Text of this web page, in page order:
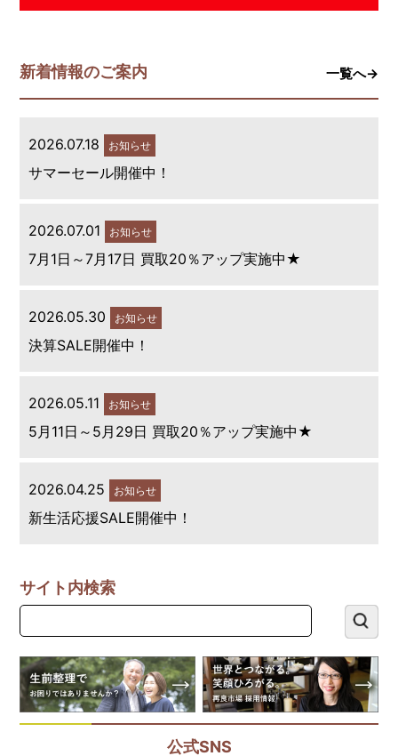
新着情報のご案内 一覧へ→
2026.07.18 お知らせ
サマーセール開催中！
2026.07.01 お知らせ
7月1日～7月17日 買取20％アップ実施中★
2026.05.30 お知らせ
決算SALE開催中！
2026.05.11 お知らせ
5月11日～5月29日 買取20％アップ実施中★
2026.04.25 お知らせ
新生活応援SALE開催中！
サイト内検索
公式SNS